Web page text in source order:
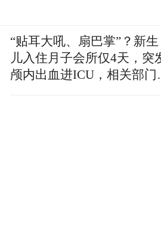
“贴耳大吼、扇巴掌”？新生
儿入住月子会所仅4天，突
颅内出血进ICU，相关部门